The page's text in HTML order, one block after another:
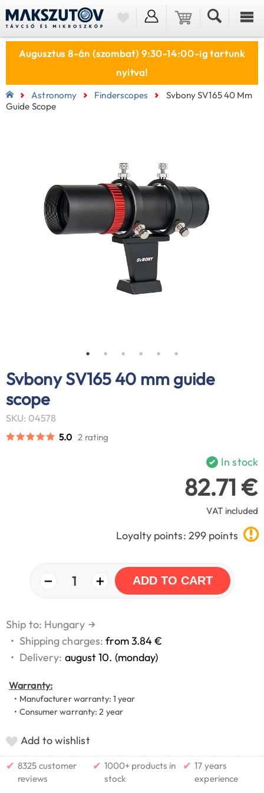
Augusztus 8-án (szombat) 9:30-14:00-ig tartunk
nyitva!
Astronomy Finderscopes
Svbony SV165 40 Mm
Guide Scope
Svbony SV165 40 mm guide
scope
SKU: 04578
5.0 2 rating
In stock
82.71 €
VAT included
Loyalty points: 299 points
− 1 + ADD TO CART
Ship to: Hungary →
• Shipping charges:from 3.84 €
• Delivery: august 10. (monday)
Warranty:
• Manufacturer warranty: 1 year
• Consumer warranty: 2 year
Add to wishlist
✔ 8325 customer
reviews
✔ 1000+ products in
stock
✔ 17 years
experience